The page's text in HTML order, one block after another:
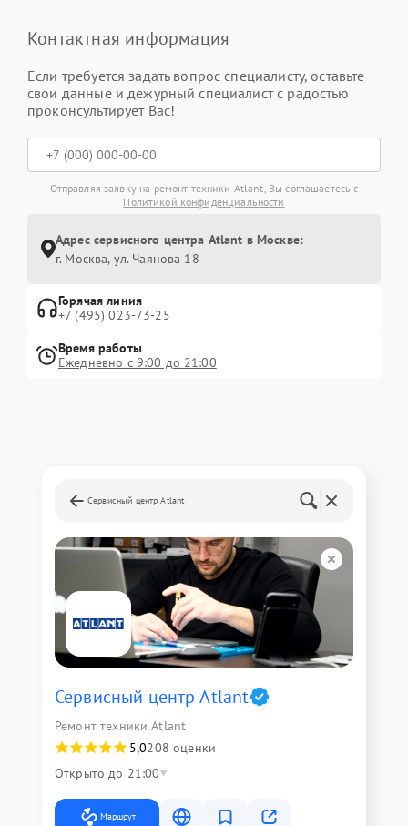
Контактная информация
Если требуется задать вопрос специалисту, оставьте
свои данные и дежурный специалист с радостью
проконсультирует Вас!
Отправляя заявку на ремонт техники Atlant, Вы соглашаетесь с
Политикой конфиденциальности
Адрес сервисного центра Atlant в Москве:
г. Москва, ул. Чаянова 18
Горячая линия
+7 (495) 023-73-25
Время работы
Ежедневно с 9:00 до 21:00
Сервисный центр Atlant
Сервисный центр Atlant
Ремонт техники Atlant
5,0208 оценки
Открыто до 21:00
Маршрут